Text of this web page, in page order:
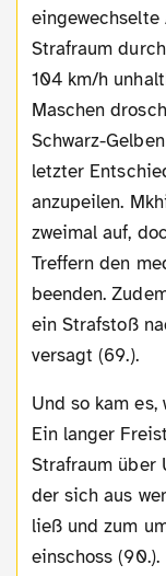
eingewechselte
Strafraum
104 km/h
Maschen
Schwarz-
letzter
anzupeilen.
zweimal auf,
Treffern den
beenden.
ein Strafstoß
versagt (69.).
Und so kam es, wie es vermutlich kommen musste.
Ein langer
Strafraum über
der sich aus
ließ und zum
einschoss (90.).